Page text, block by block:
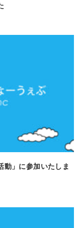
動」に参加いたしま